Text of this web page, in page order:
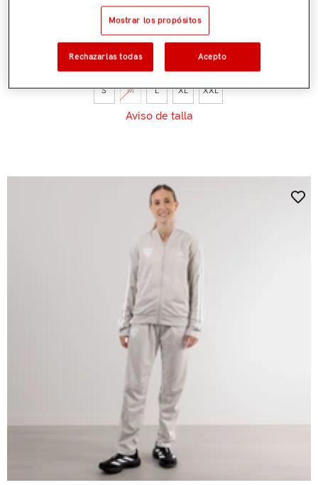
Chándal Entrenamiento Morado Adulto Sevilla FC
S M L XL XXL
Aviso de talla
Mostrar los propósitos
Rechazarlas todas Acepto